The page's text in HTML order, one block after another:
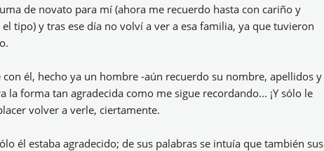
de novato para mí (ahora me recuerdo hasta con cariño y
tipo) y tras ese día no volví a ver a esa familia, ya que tuvieron
él, hecho ya un hombre -aún recuerdo su nombre, apellidos y
forma tan agradecida como me sigue recordando... ¡Y sólo le
volver a verle, ciertamente.
él estaba agradecido; de sus palabras se intuía que también sus